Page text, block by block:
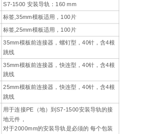
S7-1500 安装导轨：160 mm
标签,35mm模板适用，100片
标签,25mm模板适用，100片
35mm模板前连接器，螺钉型，40针，含4根
跳线
35mm模板前连接器，快连型，40针，含4根
跳线
25mm模板前连接器，快连型，40针，含4根
跳线
用于连接PE（地）到S7-1500安装导轨的接
地元件，
对于2000mm的安装导轨是必须的 每个包装